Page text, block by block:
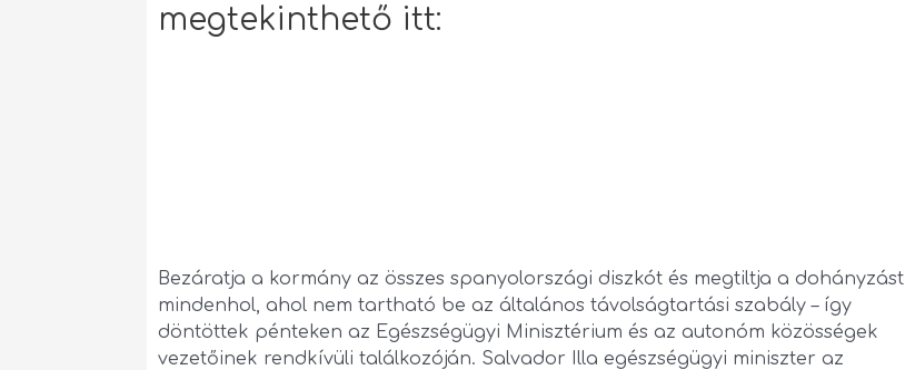
megtekinthető itt:
Bezáratja a kormány az összes spanyolországi diszkót és megtiltja a dohányzást
mindenhol, ahol nem tartható be az általános távolságtartási szabály – így
döntöttek pénteken az Egészségügyi Minisztérium és az autonóm közösségek
vezetőinek rendkívüli találkozóján. Salvador Illa egészségügyi miniszter az